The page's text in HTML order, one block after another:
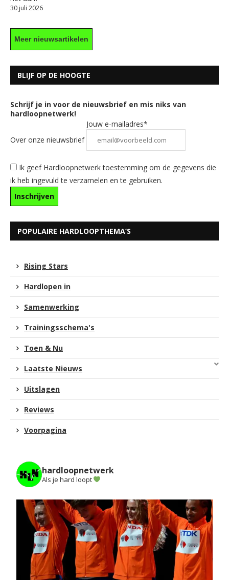
30 juli 2026
Meer nieuwsartikelen
BLIJF OP DE HOOGTE
Schrijf je in voor de nieuwsbrief en mis niks van
hardloopnetwerk!
Over onze nieuwsbrief
Jouw e-mailadres*
Ik geef Hardloopnetwerk toestemming om de gegevens die
ik heb ingevuld te verzamelen en te gebruiken.
POPULAIRE HARDLOOPTHEMA’S
Rising Stars
Hardlopen in
Samenwerking
Trainingsschema's
Toen & Nu
Laatste Nieuws
Uitslagen
Reviews
Voorpagina
hardloopnetwerk
Als je hard loopt